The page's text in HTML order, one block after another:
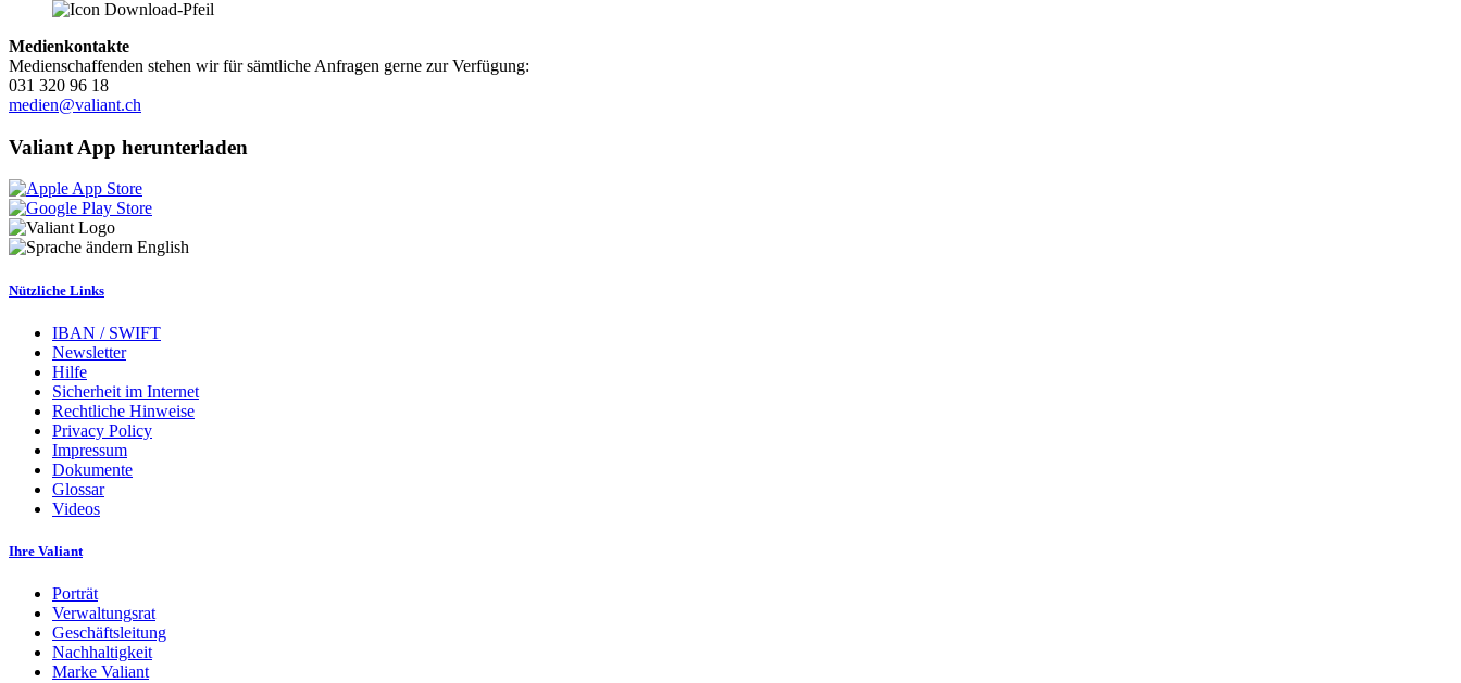
Medienkontakte
Medienschaffenden stehen wir für sämtliche Anfragen gerne zur Verfügung:
031 320 96 18
medien@valiant.ch
Valiant App herunterladen
English
Nützliche Links
IBAN / SWIFT
Newsletter
Hilfe
Sicherheit im Internet
Rechtliche Hinweise
Privacy Policy
Impressum
Dokumente
Glossar
Videos
Ihre Valiant
Porträt
Verwaltungsrat
Geschäftsleitung
Nachhaltigkeit
Marke Valiant